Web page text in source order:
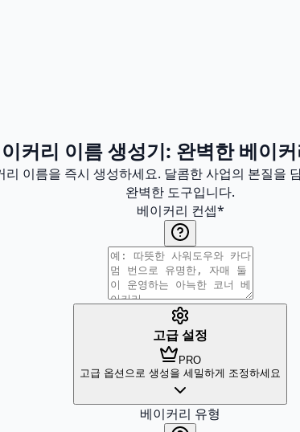
커리 이름 생성기: 완벽한 베이
이름을 즉시 생성하세요. 달콤한 사업의 본질을
완벽한 도구입니다.
베이커리 컨셉*
고급 설정
PRO
고급 옵션으로 생성을 세밀하게 조정하세요
베이커리 유형